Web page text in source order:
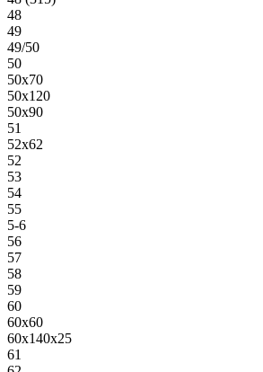
48
49
49/50
50
50х70
50х120
50х90
51
52х62
52
53
54
55
5-6
56
57
58
59
60
60х60
60х140х25
61